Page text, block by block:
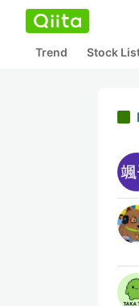
Trend Stock